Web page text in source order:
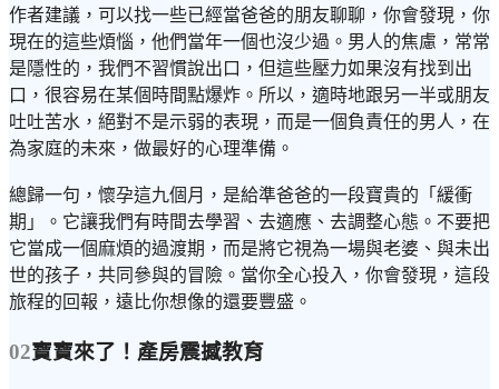
作者建議，可以找一些已經當爸爸的朋友聊聊，你會發現，你
現在的這些煩惱，他們當年一個也沒少過。男人的焦慮，常常
是隱性的，我們不習慣說出口，但這些壓力如果沒有找到出
口，很容易在某個時間點爆炸。所以，適時地跟另一半或朋友
吐吐苦水，絕對不是示弱的表現，而是一個負責任的男人，在
為家庭的未來，做最好的心理準備。
總歸一句，懷孕這九個月，是給準爸爸的一段寶貴的「緩衝
期」。它讓我們有時間去學習、去適應、去調整心態。不要把
它當成一個麻煩的過渡期，而是將它視為一場與老婆、與未出
世的孩子，共同參與的冒險。當你全心投入，你會發現，這段
旅程的回報，遠比你想像的還要豐盛。
02寶寶來了！產房震撼教育